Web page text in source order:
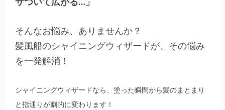
サついて広がる…」
そんなお悩み、ありませんか？
髪風船のシャイニングウィザードが、その悩み
を一発解消！
シャイニングウィザードなら、塗った瞬間から髪のまとまり
と指通りが劇的に変わります！